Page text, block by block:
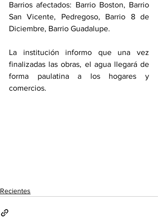
Barrios afectados: Barrio Boston, Barrio
San Vicente, Pedregoso, Barrio 8 de
Diciembre, Barrio Guadalupe.
La institución informo que una vez
finalizadas las obras, el agua llegará de
forma paulatina a los hogares y
comercios.
Recientes